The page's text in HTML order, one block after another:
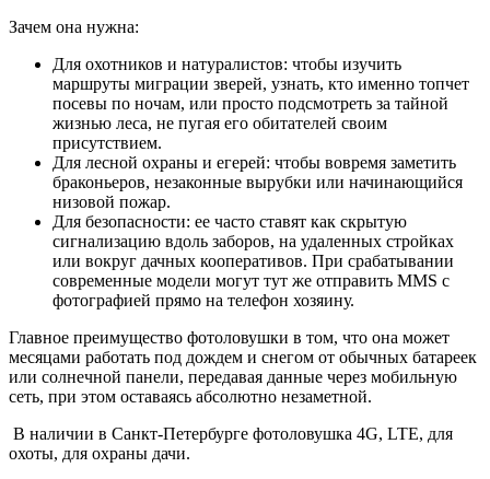
Зачем она нужна:
Для охотников и натуралистов: чтобы изучить
маршруты миграции зверей, узнать, кто именно топчет
посевы по ночам, или просто подсмотреть за тайной
жизнью леса, не пугая его обитателей своим
присутствием.
Для лесной охраны и егерей: чтобы вовремя заметить
браконьеров, незаконные вырубки или начинающийся
низовой пожар.
Для безопасности: ее часто ставят как скрытую
сигнализацию вдоль заборов, на удаленных стройках
или вокруг дачных кооперативов. При срабатывании
современные модели могут тут же отправить MMS с
фотографией прямо на телефон хозяину.
Главное преимущество фотоловушки в том, что она может
месяцами работать под дождем и снегом от обычных батареек
или солнечной панели, передавая данные через мобильную
сеть, при этом оставаясь абсолютно незаметной.
В наличии в Санкт-Петербурге фотоловушка 4G, LTE, для
охоты, для охраны дачи.